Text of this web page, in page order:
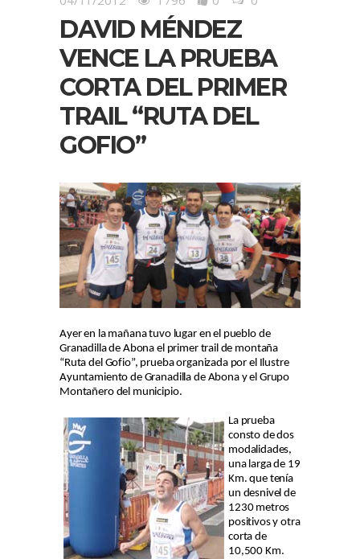
DAVID MÉNDEZ
VENCE LA PRUEBA
CORTA DEL PRIMER
TRAIL “RUTA DEL
GOFIO”
Ayer en la mañana tuvo lugar en el pueblo de
Granadilla de Abona el primer trail de montaña
“Ruta del Gofio”, prueba organizada por el Ilustre
Ayuntamiento de Granadilla de Abona y el Grupo
Montañero del municipio.
La prueba
consto de dos
modalidades,
una larga de 19
Km. que tenía
un desnivel de
1230 metros
positivos y otra
corta de
10,500 Km.